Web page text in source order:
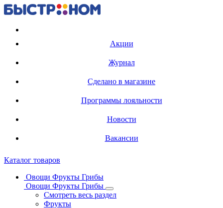
Акции
Журнал
Сделано в магазине
Программы лояльности
Новости
Вакансии
Каталог товаров
Овощи Фрукты Грибы
Овощи Фрукты Грибы
Смотреть весь раздел
Фрукты